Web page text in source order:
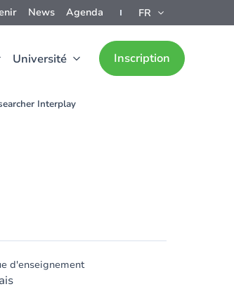
News Agenda FR
Université Inscription
Interplay
d'enseignement